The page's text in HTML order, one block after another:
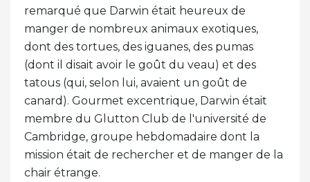
remarqué que Darwin était heureux de
manger de nombreux animaux exotiques,
dont des tortues, des iguanes, des pumas
(dont il disait avoir le goût du veau) et des
tatous (qui, selon lui, avaient un goût de
canard). Gourmet excentrique, Darwin était
membre du Glutton Club de l'université de
Cambridge, groupe hebdomadaire dont la
mission était de rechercher et de manger de la
chair étrange.